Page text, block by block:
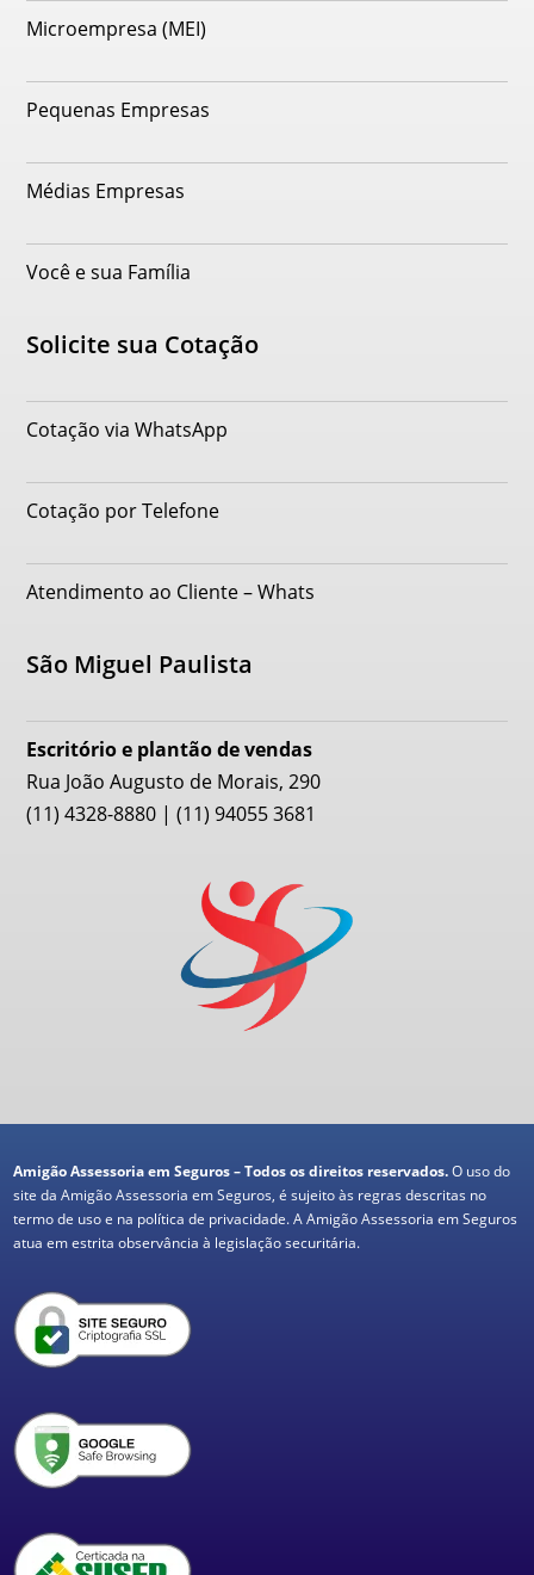
Microempresa (MEI)
Pequenas Empresas
Médias Empresas
Você e sua Família
Solicite sua Cotação
Cotação via WhatsApp
Cotação por Telefone
Atendimento ao Cliente – Whats
São Miguel Paulista
Escritório e plantão de vendas
Rua João Augusto de Morais, 290
(11) 4328-8880 | (11) 94055 3681
Amigão Assessoria em Seguros – Todos os direitos reservados.O uso do
site da Amigão Assessoria em Seguros, é sujeito às regras descritas no
termo de uso e na política de privacidade. A Amigão Assessoria em Seguros
atua em estrita observância à legislação securitária.